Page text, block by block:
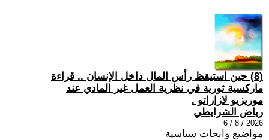
(8) حين استيقظ رأس المال داخل الإنسان .. قراءة
ماركسية ثورية في نظرية العمل غير المادي عند
موريزيو لازاراتو .
رياض الشرايطي
2026 / 8 / 6
مواضيع وابحاث سياسية